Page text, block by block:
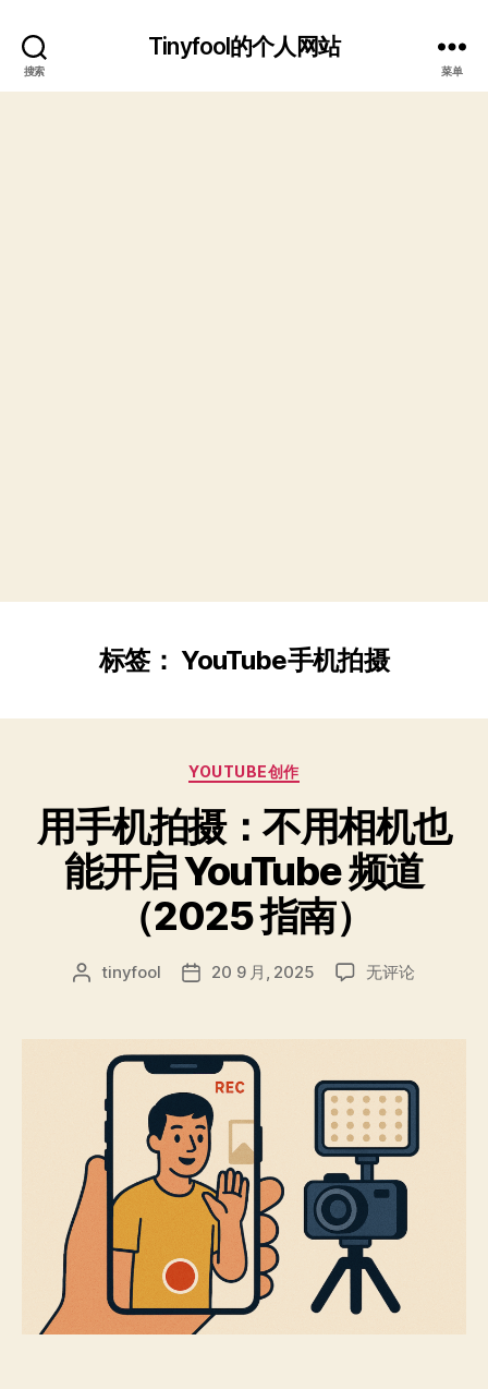
搜索
Tinyfool的个人网站
菜单
标签：YouTube手机拍摄
分
YOUTUBE创作
用手机拍摄：不用相机也
能开启 YouTube 频道
（2025 指南）
文
者
tinyfool
发
期
20 9 月, 2025
用
拍
不
用
相
机
也
能
开
启
YouTube
道
无评论